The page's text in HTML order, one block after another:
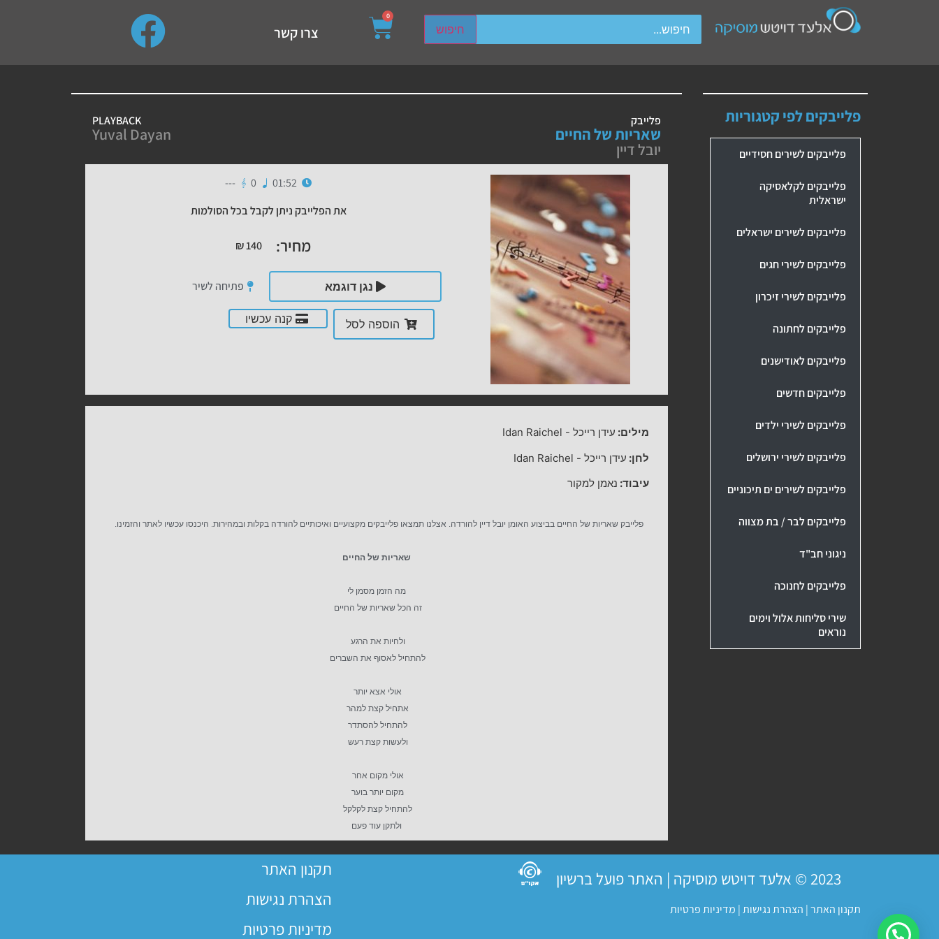
חיפוש
up and down arrows to review and enter to go to the desired page. Touch device users, explore by touch or with swipe gestures.
0
צרו קשר
פלייבקים לפי קטגוריות
פלייבקים לשירים חסידיים
פלייבקים לקלאסיקה
ישראלית
פלייבקים לשירים ישראלים
פלייבקים לשירי חגים
פלייבקים לשירי זיכרון
פלייבקים לחתונה
פלייבקים לאודישנים
פלייבקים חדשים
פלייבקים לשירי ילדים
פלייבקים לשירי ירושלים
פלייבקים לשירים ים תיכוניים
פלייבקים לבר / בת מצווה
ניגוני חב"ד
פלייבקים לחנוכה
שירי סליחות אלול וימים
נוראים
פלייבק
שאריות של החיים
יובל דיין
PLAYBACK
Yuval Dayan
01:52
0
---
את הפלייבק ניתן לקבל בכל הסולמות
מחיר: ₪140
נגן דוגמא פתיחה לשיר
הוספה לסל קנה עכשיו
מילים: עידן רייכל-
Idan Raichel
לחן: עידן רייכל-
Idan Raichel
עיבוד: נאמן למקור
פלייבק שאריות של החיים בביצוע האומן יובל דיין להורדה. אצלנו תמצאו פלייבקים מקצועיים ואיכותיים להורדה בקלות ובמהירות. היכנסו עכשיו לאתר והזמינו.
שאריות של החיים
מה הזמן מסמן לי
זה הכל שאריות של החיים
ולחיות את הרגע
להתחיל לאסוף את השברים
אולי אצא יותר
אתחיל קצת למהר
להתחיל להסתדר
ולעשות קצת רעש
אולי מקום אחר
מקום יותר בוער
להתחיל קצת לקלקל
ולתקן עוד פעם
2023 © אלעד דויטש מוסיקה | האתר פועל ברשיון
תקנון האתר| הצהרת נגישות| מדיניות פרטיות
תקנון האתר
הצהרת נגישות
מדיניות פרטיות